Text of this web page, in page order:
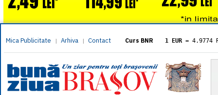
Mica Publicitate | Arhiva | Contact Curs BNR 1 EUR = 4.9774
= 5.8304
1 XAU= 464.4611
1 AED= 1.1933
1 AUD= 2.7957
1 BGN= 2.5449